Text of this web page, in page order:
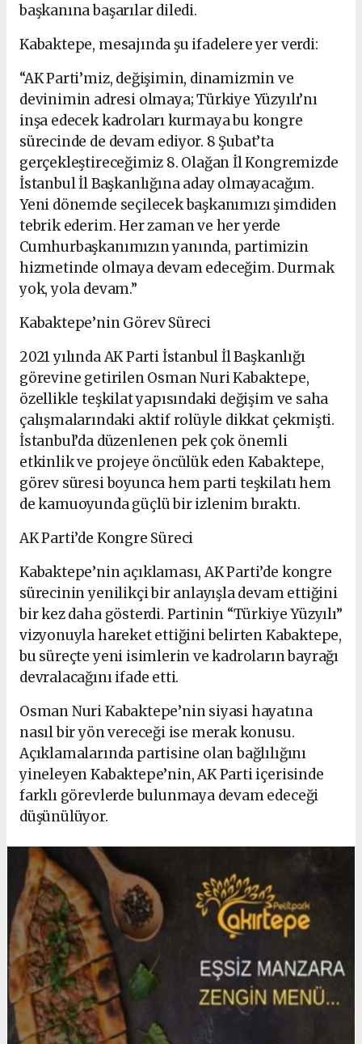
başkanına başarılar diledi.
Kabaktepe, mesajında şu ifadelere yer verdi:
“AK Parti’miz, değişimin, dinamizmin ve
devinimin adresi olmaya; Türkiye Yüzyılı’nı
inşa edecek kadroları kurmaya bu kongre
sürecinde de devam ediyor. 8 Şubat’ta
gerçekleştireceğimiz 8. Olağan İl Kongremizde
İstanbul İl Başkanlığına aday olmayacağım.
Yeni dönemde seçilecek başkanımızı şimdiden
tebrik ederim. Her zaman ve her yerde
Cumhurbaşkanımızın yanında, partimizin
hizmetinde olmaya devam edeceğim. Durmak
yok, yola devam.”
Kabaktepe’nin Görev Süreci
2021 yılında AK Parti İstanbul İl Başkanlığı
görevine getirilen Osman Nuri Kabaktepe,
özellikle teşkilat yapısındaki değişim ve saha
çalışmalarındaki aktif rolüyle dikkat çekmişti.
İstanbul’da düzenlenen pek çok önemli
etkinlik ve projeye öncülük eden Kabaktepe,
görev süresi boyunca hem parti teşkilatı hem
de kamuoyunda güçlü bir izlenim bıraktı.
AK Parti’de Kongre Süreci
Kabaktepe’nin açıklaması, AK Parti’de kongre
sürecinin yenilikçi bir anlayışla devam ettiğini
bir kez daha gösterdi. Partinin “Türkiye Yüzyılı”
vizyonuyla hareket ettiğini belirten Kabaktepe,
bu süreçte yeni isimlerin ve kadroların bayrağı
devralacağını ifade etti.
Osman Nuri Kabaktepe’nin siyasi hayatına
nasıl bir yön vereceği ise merak konusu.
Açıklamalarında partisine olan bağlılığını
yineleyen Kabaktepe’nin, AK Parti içerisinde
farklı görevlerde bulunmaya devam edeceği
düşünülüyor.